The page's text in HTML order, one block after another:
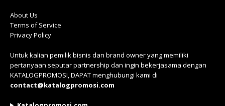
About Us
Terms of Service
Privacy Policy
Untuk kalian pemilik bisnis dan brand owner yang memiliki
pertanyaan seputar partnership dan ingin bekerjasama dengan
KATALOGPROMOSI, DAPAT menghubungi kami di
contact@katalogpromosi.com